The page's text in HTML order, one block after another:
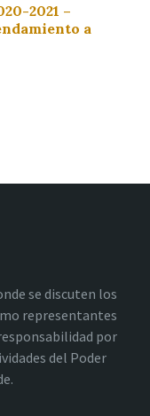
2021 –
a
se discuten los
representantes
por
del Poder